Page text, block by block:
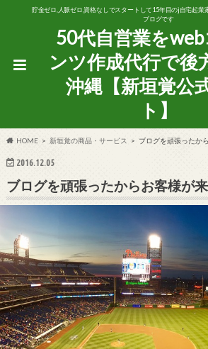
貯金ゼロ,人脈ゼロ,資格なしでスタートして15年目のj自宅起業
ブログです
50代自営業を
ンツ作成代行で後
沖縄【新垣覚公
ト】
HOME 新垣覚の商品・サービス ブログを頑張ったか
2016.12.05
ブログを頑張ったからお客様が